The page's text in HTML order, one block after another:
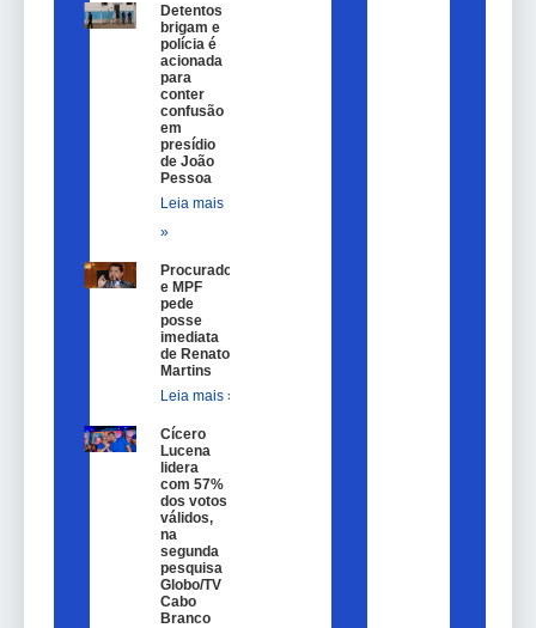
Detentos
brigam e
polícia é
acionada
para
conter
confusão
em
presídio
de João
Pessoa
Leia mais
»
Procurador
e MPF
pede
posse
imediata
de Renato
Martins
Leia mais »
Cícero
Lucena
lidera
com 57%
dos votos
válidos,
na
segunda
pesquisa
Globo/TV
Cabo
Branco